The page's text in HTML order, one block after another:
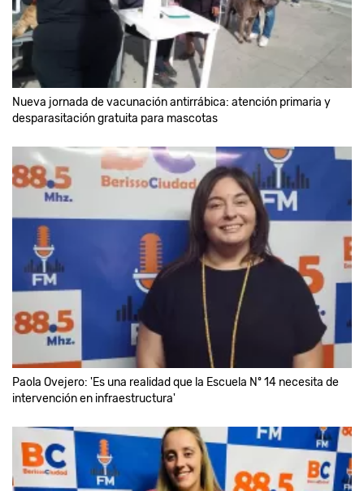
Nueva jornada de vacunación antirrábica: atención primaria y
desparasitación gratuita para mascotas
Paola Ovejero: 'Es una realidad que la Escuela Nº 14 necesita de
intervención en infraestructura'